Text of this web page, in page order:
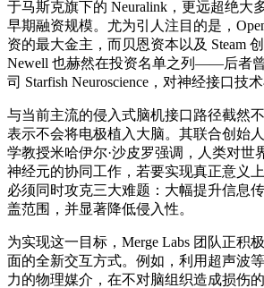
于马斯克旗下的 Neuralink，更远超绝大
早期融资规模。尤为引人注目的是，
资的最大金主，而贝恩资本以及 Steam
Newell 也赫然在投资名单之列——后者
司 Starfish Neuroscience，对神经接口技
与当前主流的侵入式脑机接口路径截然
表示不会将电极植入大脑。其联合创始
学教授米哈伊尔·沙皮罗强调，人类对世
神经元的协同工作，若要实现真正意义
必须同时攻克三大难题：大幅提升信息
盖范围，并显著降低侵入性。
为实现这一目标，Merge Labs 团队正积
面的全新交互方式。例如，利用超声波
力的物理媒介，在不对脑组织造成损伤